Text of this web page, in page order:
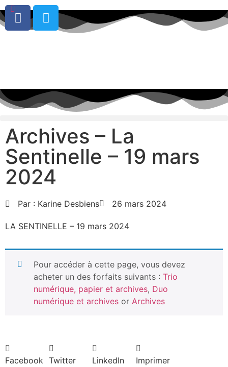
0
Archives – La
Sentinelle – 19 mars
2024
Par : Karine Desbiens 26 mars 2024
LA SENTINELLE – 19 mars 2024
Pour accéder à cette page, vous devez
acheter un des forfaits suivants : Trio
numérique, papier et archives, Duo
numérique et archives or Archives
Facebook Twitter LinkedIn Imprimer